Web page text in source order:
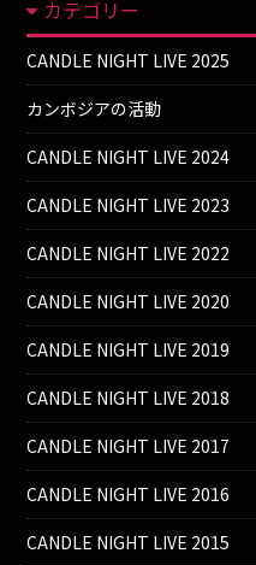
カテゴリー
CANDLE NIGHT LIVE 2025
カンボジアの活動
CANDLE NIGHT LIVE 2024
CANDLE NIGHT LIVE 2023
CANDLE NIGHT LIVE 2022
CANDLE NIGHT LIVE 2020
CANDLE NIGHT LIVE 2019
CANDLE NIGHT LIVE 2018
CANDLE NIGHT LIVE 2017
CANDLE NIGHT LIVE 2016
CANDLE NIGHT LIVE 2015